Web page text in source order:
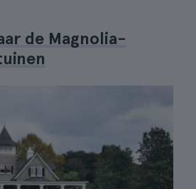
de Magnolia-